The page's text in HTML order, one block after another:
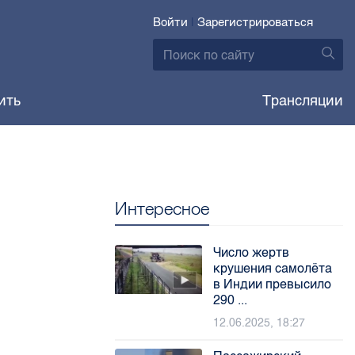
Войти | Зарегистрироваться
Трансляции
Интересное
Число жертв
крушения самолёта
в Индии превысило
290 ...
12.06.2025, 18:27